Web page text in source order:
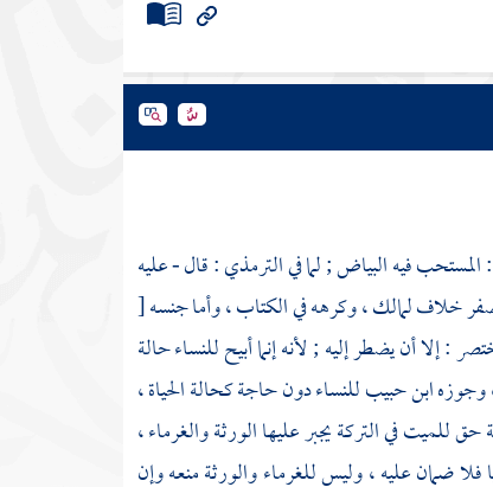
فيه البياض ; لما فيالترمذي: قال - عليه
خلافلمالك، وكرهه في الكتاب ، وأما جنسه[
: إلا أن يضطر إليه ; لأنه إنما أبيح للنساء حالة
وجوزهابن حبيبللنساء دون حاجة كحالة الحياة ،
للميت في التركة يجبر عليها الورثة والغرماء ،
ضمان عليه ، وليس للغرماء والورثة منعه وإن